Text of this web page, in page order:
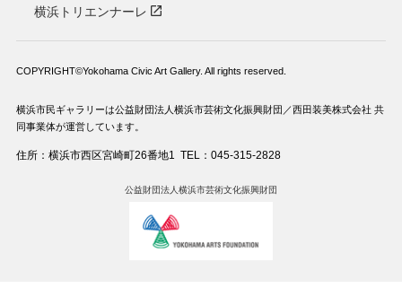
横浜トリエンナーレ
COPYRIGHT©Yokohama Civic Art Gallery. All rights reserved.
横浜市民ギャラリーは公益財団法人横浜市芸術文化振興財団／西田装美株式会社 共
同事業体が運営しています。
住所：横浜市西区宮崎町26番地1 TEL：045-315-2828
公益財団法人横浜市芸術文化振興財団